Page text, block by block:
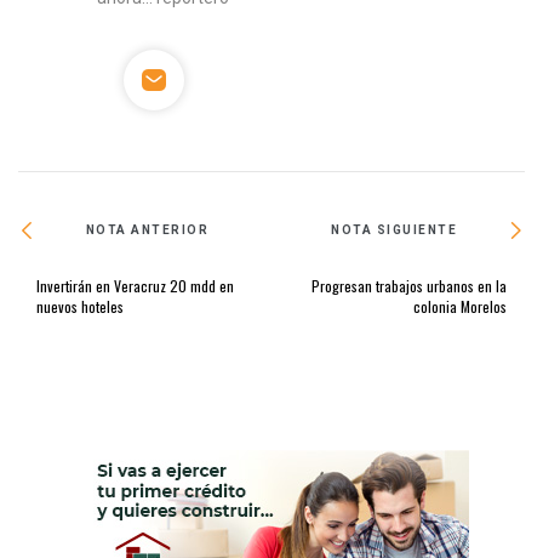
NOTA ANTERIOR
Invertirán en Veracruz 20 mdd en
nuevos hoteles
NOTA SIGUIENTE
Progresan trabajos urbanos en la
colonia Morelos